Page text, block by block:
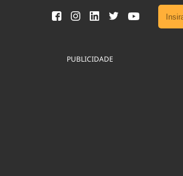
PUBLICIDADE